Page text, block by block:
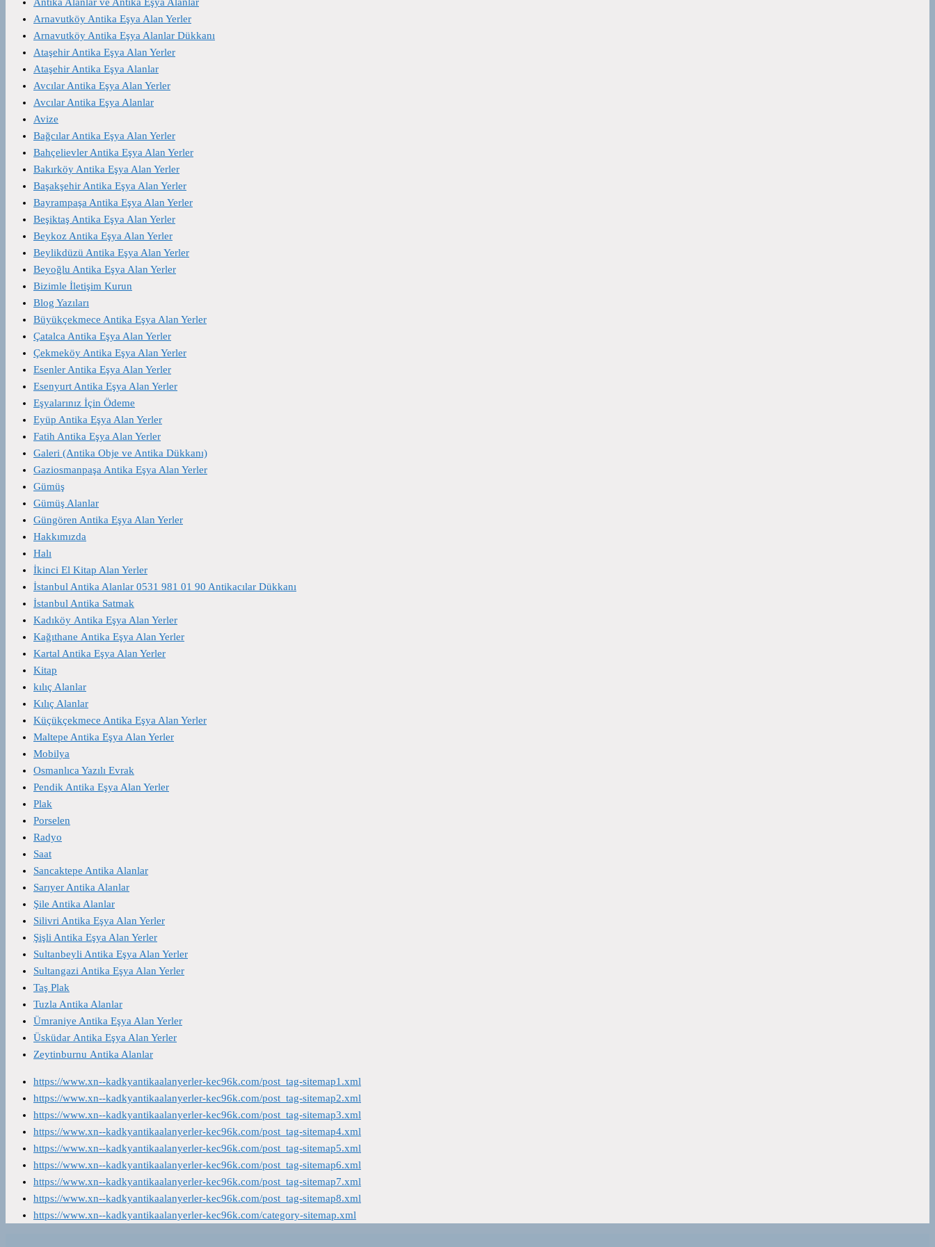
Arnavutköy Antika Eşya Alan Yerler
Arnavutköy Antika Eşya Alanlar Dükkanı
Ataşehir Antika Eşya Alan Yerler
Ataşehir Antika Eşya Alanlar
Avcılar Antika Eşya Alan Yerler
Avcılar Antika Eşya Alanlar
Avize
Bağcılar Antika Eşya Alan Yerler
Bahçelievler Antika Eşya Alan Yerler
Bakırköy Antika Eşya Alan Yerler
Başakşehir Antika Eşya Alan Yerler
Bayrampaşa Antika Eşya Alan Yerler
Beşiktaş Antika Eşya Alan Yerler
Beykoz Antika Eşya Alan Yerler
Beylikdüzü Antika Eşya Alan Yerler
Beyoğlu Antika Eşya Alan Yerler
Bizimle İletişim Kurun
Blog Yazıları
Büyükçekmece Antika Eşya Alan Yerler
Çatalca Antika Eşya Alan Yerler
Çekmeköy Antika Eşya Alan Yerler
Esenler Antika Eşya Alan Yerler
Esenyurt Antika Eşya Alan Yerler
Eşyalarınız İçin Ödeme
Eyüp Antika Eşya Alan Yerler
Fatih Antika Eşya Alan Yerler
Galeri (Antika Obje ve Antika Dükkanı)
Gaziosmanpaşa Antika Eşya Alan Yerler
Gümüş
Gümüş Alanlar
Güngören Antika Eşya Alan Yerler
Hakkımızda
Halı
İkinci El Kitap Alan Yerler
İstanbul Antika Alanlar 0531 981 01 90 Antikacılar Dükkanı
İstanbul Antika Satmak
Kadıköy Antika Eşya Alan Yerler
Kağıthane Antika Eşya Alan Yerler
Kartal Antika Eşya Alan Yerler
Kitap
kılıç Alanlar
Kılıç Alanlar
Küçükçekmece Antika Eşya Alan Yerler
Maltepe Antika Eşya Alan Yerler
Mobilya
Osmanlıca Yazılı Evrak
Pendik Antika Eşya Alan Yerler
Plak
Porselen
Radyo
Saat
Sancaktepe Antika Alanlar
Sarıyer Antika Alanlar
Şile Antika Alanlar
Silivri Antika Eşya Alan Yerler
Şişli Antika Eşya Alan Yerler
Sultanbeyli Antika Eşya Alan Yerler
Sultangazi Antika Eşya Alan Yerler
Taş Plak
Tuzla Antika Alanlar
Ümraniye Antika Eşya Alan Yerler
Üsküdar Antika Eşya Alan Yerler
Zeytinburnu Antika Alanlar
https://www.xn--kadkyantikaalanyerler-kec96k.com/post_tag-sitemap1.xml
https://www.xn--kadkyantikaalanyerler-kec96k.com/post_tag-sitemap2.xml
https://www.xn--kadkyantikaalanyerler-kec96k.com/post_tag-sitemap3.xml
https://www.xn--kadkyantikaalanyerler-kec96k.com/post_tag-sitemap4.xml
https://www.xn--kadkyantikaalanyerler-kec96k.com/post_tag-sitemap5.xml
https://www.xn--kadkyantikaalanyerler-kec96k.com/post_tag-sitemap6.xml
https://www.xn--kadkyantikaalanyerler-kec96k.com/post_tag-sitemap7.xml
https://www.xn--kadkyantikaalanyerler-kec96k.com/post_tag-sitemap8.xml
https://www.xn--kadkyantikaalanyerler-kec96k.com/category-sitemap.xml